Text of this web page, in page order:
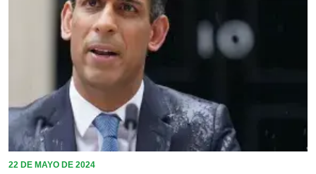
22 DE MAYO DE 2024